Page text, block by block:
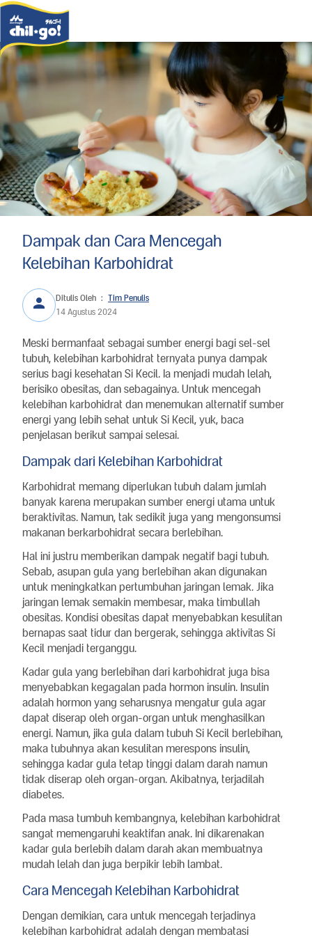
Dampak dan Cara Mencegah
Kelebihan Karbohidrat
Ditulis Oleh : Tim Penulis
14 Agustus 2024
Meski bermanfaat sebagai sumber energi bagi sel-sel
tubuh, kelebihan karbohidrat ternyata punya dampak
serius bagi kesehatan Si Kecil. Ia menjadi mudah lelah,
berisiko obesitas, dan sebagainya. Untuk mencegah
kelebihan karbohidrat dan menemukan alternatif sumber
energi yang lebih sehat untuk Si Kecil, yuk, baca
penjelasan berikut sampai selesai.
Dampak dari Kelebihan Karbohidrat
Karbohidrat memang diperlukan tubuh dalam jumlah
banyak karena merupakan sumber energi utama untuk
beraktivitas. Namun, tak sedikit juga yang mengonsumsi
makanan berkarbohidrat secara berlebihan.
Hal ini justru memberikan dampak negatif bagi tubuh.
Sebab, asupan gula yang berlebihan akan digunakan
untuk meningkatkan pertumbuhan jaringan lemak. Jika
jaringan lemak semakin membesar, maka timbullah
obesitas. Kondisi obesitas dapat menyebabkan kesulitan
bernapas saat tidur dan bergerak, sehingga aktivitas Si
Kecil menjadi terganggu.
Kadar gula yang berlebihan dari karbohidrat juga bisa
menyebabkan kegagalan pada hormon insulin. Insulin
adalah hormon yang seharusnya mengatur gula agar
dapat diserap oleh organ-organ untuk menghasilkan
energi. Namun, jika gula dalam tubuh Si Kecil berlebihan,
maka tubuhnya akan kesulitan merespons insulin,
sehingga kadar gula tetap tinggi dalam darah namun
tidak diserap oleh organ-organ. Akibatnya, terjadilah
diabetes.
Pada masa tumbuh kembangnya, kelebihan karbohidrat
sangat memengaruhi keaktifan anak. Ini dikarenakan
kadar gula berlebih dalam darah akan membuatnya
mudah lelah dan juga berpikir lebih lambat.
Cara Mencegah Kelebihan Karbohidrat
Dengan demikian, cara untuk mencegah terjadinya
kelebihan karbohidrat adalah dengan membatasi